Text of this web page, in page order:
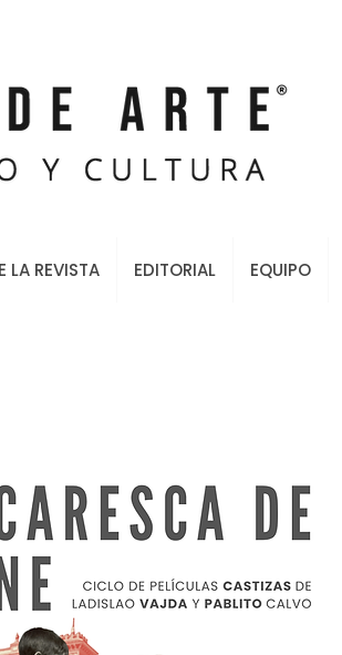
LA REVISTA EDITORIAL EQUIPO